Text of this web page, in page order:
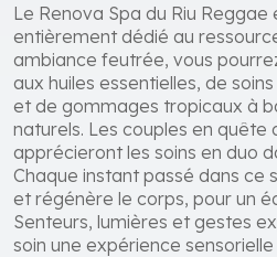
Le Renova Spa du Riu Reggae
entièrement dédié au
ambiance feutrée, vous
aux huiles essentielles, de
et de gommages tropicaux à
naturels. Les couples en quête
apprécieront les soins en duo
Chaque instant passé dans ce
et régénère le corps, pour un
Senteurs, lumières et gestes
soin une expérience sensorielle